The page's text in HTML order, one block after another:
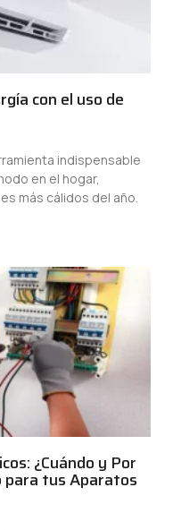
con el uso de
indispensable
en el hogar,
más cálidos del año.
¿Cuándo y Por
para tus Aparatos